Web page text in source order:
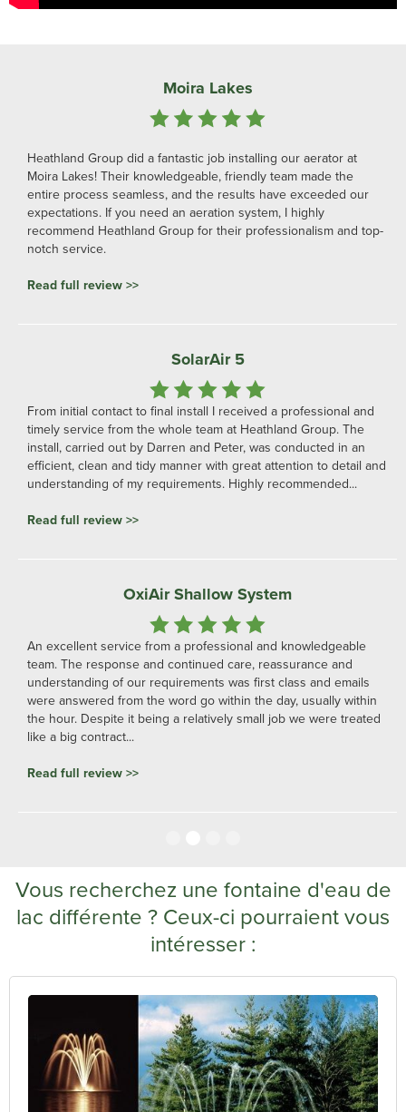
Moira Lakes
Heathland Group did a fantastic job installing our aerator at
Moira Lakes! Their knowledgeable, friendly team made the
entire process seamless, and the results have exceeded our
expectations. If you need an aeration system, I highly
recommend Heathland Group for their professionalism and top-
notch service.
Read full review >>
SolarAir 5
From initial contact to final install I received a professional and
timely service from the whole team at Heathland Group. The
install, carried out by Darren and Peter, was conducted in an
efficient, clean and tidy manner with great attention to detail and
understanding of my requirements. Highly recommended...
Read full review >>
OxiAir Shallow System
An excellent service from a professional and knowledgeable
team. The response and continued care, reassurance and
understanding of our requirements was first class and emails
were answered from the word go within the day, usually within
the hour. Despite it being a relatively small job we were treated
like a big contract...
Read full review >>
Vous recherchez une fontaine d'eau de
lac différente ? Ceux-ci pourraient vous
intéresser :